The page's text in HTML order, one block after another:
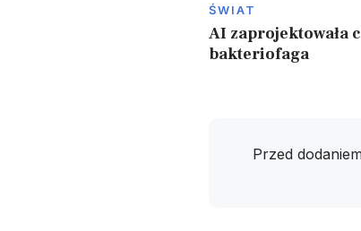
ŚWIAT
AI zaprojektowała
bakteriofaga
Przed